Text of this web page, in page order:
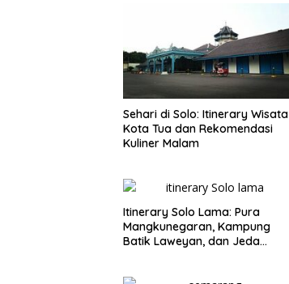
Sehari di Solo: Itinerary Wisata
Kota Tua dan Rekomendasi
Kuliner Malam
Itinerary Solo Lama: Pura
Mangkunegaran, Kampung
Batik Laweyan, dan Jeda